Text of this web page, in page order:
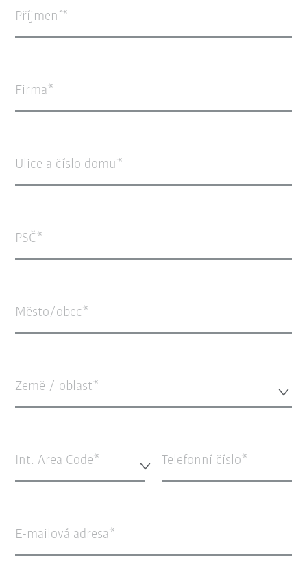
Příjmení
Firma
Ulice a číslo domu
PSČ
Město/obec
Země / oblast*
Int. Area Code* Telefonní číslo
E-mailová adresa